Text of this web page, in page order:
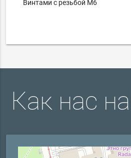
Винтами с резьбой М6
Как нас